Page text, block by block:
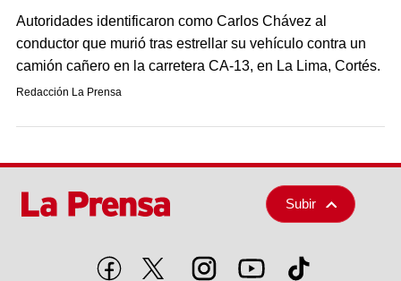
Autoridades identificaron como Carlos Chávez al
conductor que murió tras estrellar su vehículo contra un
camión cañero en la carretera CA-13, en La Lima, Cortés.
Redacción La Prensa
Subir